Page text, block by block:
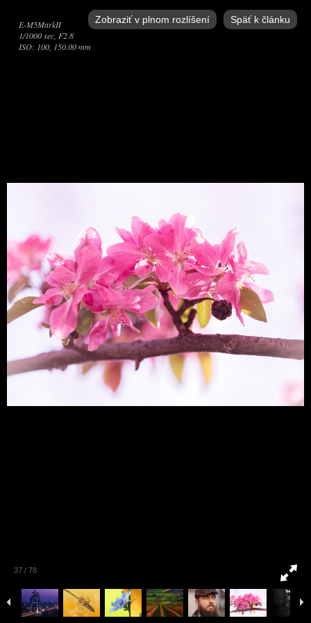
37 / 78
Zobraziť v plnom rozlíšení Späť k článku
E-M5MarkII
1/1000 sec, F2.8
ISO: 100, 150.00 mm